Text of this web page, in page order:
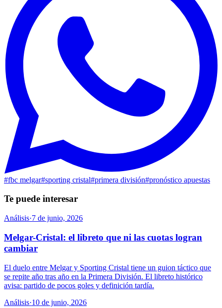
#fbc melgar#sporting cristal#primera división#pronóstico apuestas
Te puede interesar
Análisis·7 de junio, 2026
Melgar-Cristal: el libreto que ni las cuotas logran
cambiar
El duelo entre Melgar y Sporting Cristal tiene un guion táctico que
se repite año tras año en la Primera División. El libreto histórico
avisa: partido de pocos goles y definición tardía.
Análisis·10 de junio, 2026